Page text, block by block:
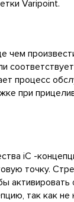
Varipoint.
чем
процесс
при
iC -
точку.
так как